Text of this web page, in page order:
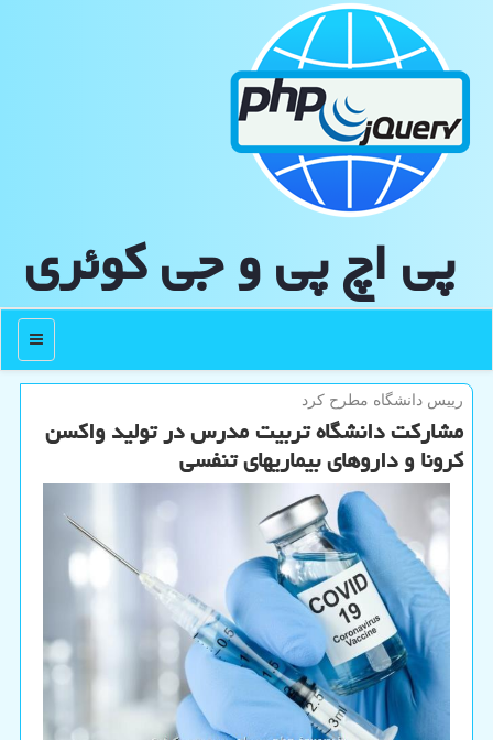
پی اچ پی و جی كوئری
منو
رییس دانشگاه مطرح كرد
مشاركت دانشگاه تربیت مدرس در تولید واكسن
كرونا و داروهای بیماریهای تنفسی